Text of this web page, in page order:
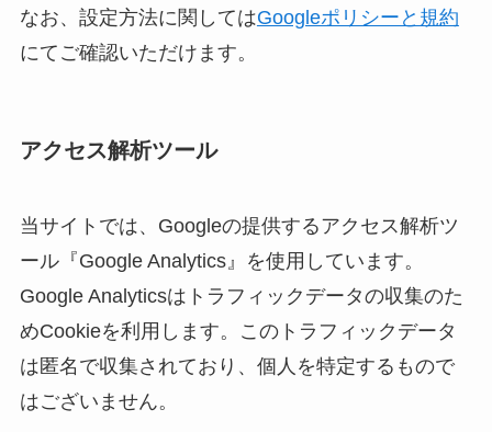
なお、設定方法に関してはGoogleポリシーと規約
にてご確認いただけます。
アクセス解析ツール
当サイトでは、Googleの提供するアクセス解析ツ
ール『Google Analytics』を使用しています。
Google Analyticsはトラフィックデータの収集のた
めCookieを利用します。このトラフィックデータ
は匿名で収集されており、個人を特定するもので
はございません。